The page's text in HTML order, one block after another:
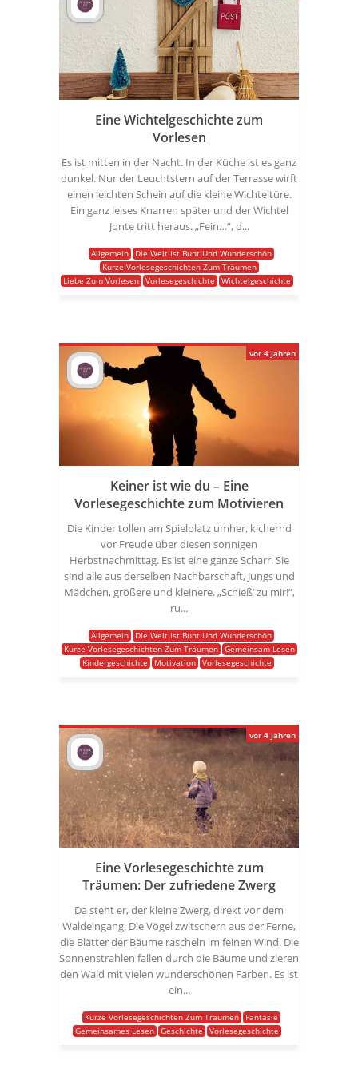
Eine Wichtelgeschichte zum
Vorlesen
Es ist mitten in der Nacht. In der Küche ist es ganz
dunkel. Nur der Leuchtstern auf der Terrasse wirft
einen leichten Schein auf die kleine Wichteltüre.
Ein ganz leises Knarren später und der Wichtel
Jonte tritt heraus. „Fein…“, d...
Allgemein
Die Welt Ist Bunt Und Wunderschön
Kurze Vorlesegeschichten Zum Träumen
Liebe Zum Vorlesen Vorlesegeschichte Wichtelgeschichte
Keiner ist wie du – Eine
Vorlesegeschichte zum Motivieren
Die Kinder tollen am Spielplatz umher, kichernd
vor Freude über diesen sonnigen
Herbstnachmittag. Es ist eine ganze Scharr. Sie
sind alle aus derselben Nachbarschaft, Jungs und
Mädchen, größere und kleinere. „Schieß‘ zu mir!“,
ru...
Allgemein
Die Welt Ist Bunt Und Wunderschön
Kurze Vorlesegeschichten Zum Träumen
Gemeinsam Lesen
Kindergeschichte
Motivation Vorlesegeschichte
vor 4 Jahren
Eine Vorlesegeschichte zum
Träumen: Der zufriedene Zwerg
Da steht er, der kleine Zwerg, direkt vor dem
Waldeingang. Die Vögel zwitschern aus der Ferne,
die Blätter der Bäume rascheln im feinen Wind. Die
Sonnenstrahlen fallen durch die Bäume und zieren
den Wald mit vielen wunderschönen Farben. Es ist
ein...
Kurze Vorlesegeschichten Zum Träumen
Fantasie
Gemeinsames Lesen Geschichte Vorlesegeschichte
vor 4 Jahren